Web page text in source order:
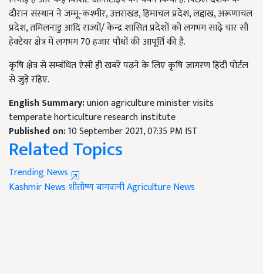
दौरान संस्थान ने जम्मू-कश्मीर, उत्तराखंड, हिमाचल प्रदेश, लद्दाख, अरूणाचल
प्रदेश, तमिलनाडु आदि राज्यों/ केन्द्र शासित प्रदेशों को लगभग साढ़े चार सौ
हेक्टेयर क्षेत्र में लगभग 70 हजार पौधों की आपूर्ति की है.
कृषि क्षेत्र से सम्बंधित ऐसी ही खबरें पढ़ने के लिए कृषि जागरण हिंदी पोर्टल
से जुड़े रहिए.
English Summary:union agriculture minister visits
temperate horticulture research institute
Published on:10 September 2021, 07:35 PM IST
Related Topics
Trending News
Kashmir News शीतोष्ण बागवानीAgriculture News